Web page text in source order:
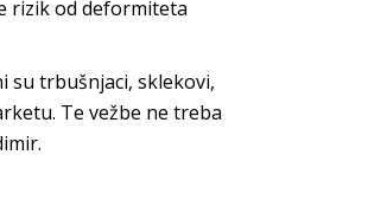
rizik od deformiteta
su trbušnjaci, sklekovi,
Te vežbe ne treba